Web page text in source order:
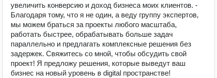
увеличить конверсию и доход бизнеса моих клиентов. -
Благодаря тому, что я не один, а веду группу экспертов,
мы можем браться за проекты любого масштаба,
работать быстрее, обрабатывать больше задач
параллельно и предлагать комплексные решения без
задержек. Свяжитесь со мной, чтобы обсудить свой
проект! Я предложу решения, которые выведут ваш
бизнес на новый уровень в digital пространстве!